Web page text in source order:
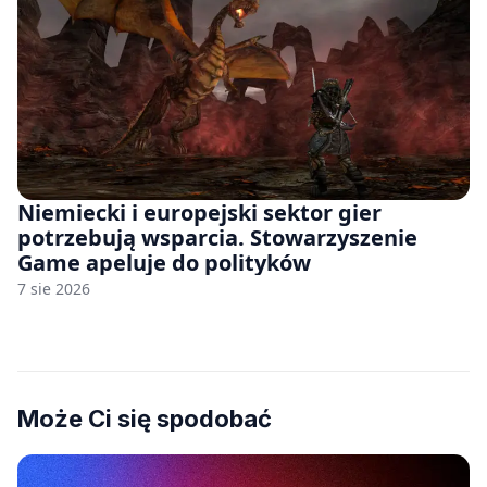
Niemiecki i europejski sektor gier
potrzebują wsparcia. Stowarzyszenie
Game apeluje do polityków
7 sie 2026
Może Ci się spodobać